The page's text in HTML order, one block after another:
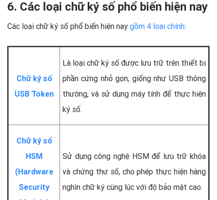
6. Các loại chữ ký số phổ biến hiện nay
Các loại chữ ký số phổ biến hiện nay gồm 4 loại chính:
Chữ ký số
USB Token
Là loại chữ ký số được lưu trữ trên thiết bị
phần cứng nhỏ gọn, giống như USB thông
thường, và sử dụng máy tính để thực hiện
ký số.
Chữ ký số
HSM
(Hardware
Security
Sử dụng công nghệ HSM để lưu trữ khóa
và chứng thư số, cho phép thực hiện hàng
nghìn chữ ký cùng lúc với độ bảo mật cao.